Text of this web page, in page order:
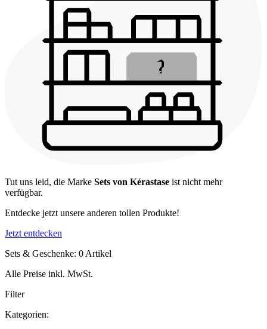
Tut uns leid, die Marke Sets von Kérastase ist nicht mehr
verfügbar.
Entdecke jetzt unsere anderen tollen Produkte!
Jetzt entdecken
Sets & Geschenke: 0 Artikel
Alle Preise inkl. MwSt.
Filter
Kategorien: